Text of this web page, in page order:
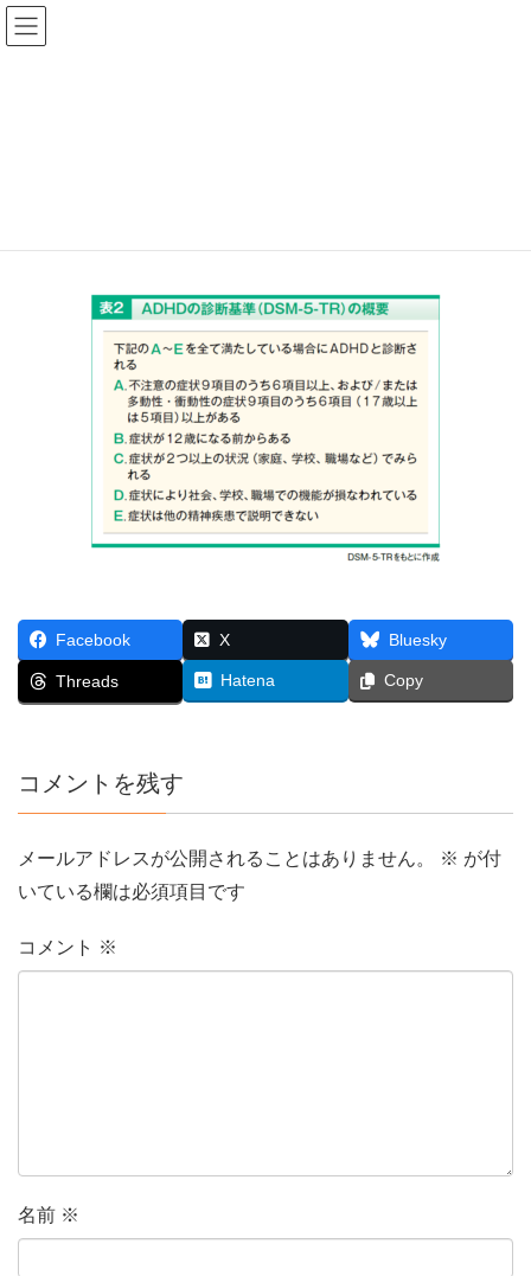
Facebook X Bluesky
Threads Hatena Copy
コメントを残す
メールアドレスが公開されることはありません。 ※ が付
いている欄は必須項目です
コメント ※
名前 ※